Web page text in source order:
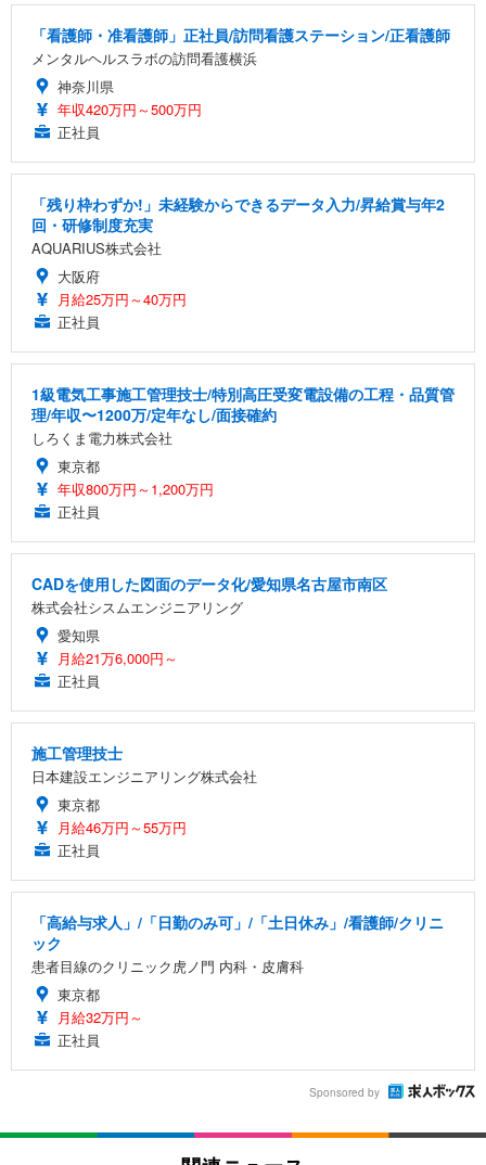
「看護師・准看護師」正社員/訪問看護ステーション/正看護師
メンタルヘルスラボの訪問看護横浜
神奈川県
年収420万円～500万円
正社員
「残り枠わずか!」未経験からできるデータ入力/昇給賞与年2
回・研修制度充実
AQUARIUS株式会社
大阪府
月給25万円～40万円
正社員
1級電気工事施工管理技士/特別高圧受変電設備の工程・品質管
理/年収〜1200万/定年なし/面接確約
しろくま電力株式会社
東京都
年収800万円～1,200万円
正社員
CADを使用した図面のデータ化/愛知県名古屋市南区
株式会社シスムエンジニアリング
愛知県
月給21万6,000円～
正社員
施工管理技士
日本建設エンジニアリング株式会社
東京都
月給46万円～55万円
正社員
「高給与求人」/「日勤のみ可」/「土日休み」/看護師/クリニ
ック
患者目線のクリニック虎ノ門 内科・皮膚科
東京都
月給32万円～
正社員
Sponsored by